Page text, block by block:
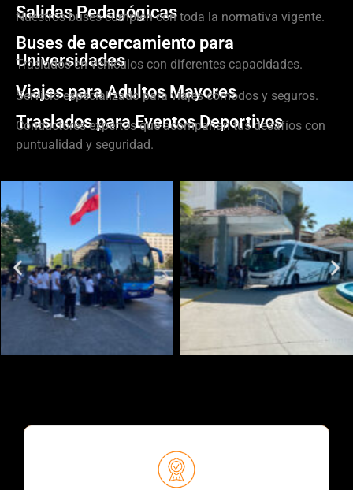
Salidas Pedagógicas
Nuestros buses cumplen con toda la normativa vigente.
Buses de acercamiento para
Universidades
Traslados en vehículos con diferentes capacidades.
Viajes para Adultos Mayores
Servicio especializado para viajes cómodos y seguros.
Traslados para Eventos Deportivos
Conductores expertos que acompañan tus desafíos con
puntualidad y seguridad.